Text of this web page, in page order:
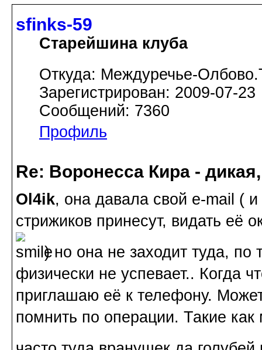
sfinks-59
Старейшина клуба
Откуда: Междуречье-
Зарегистрирован: 2009-07-23
Сообщений: 7360
Профиль
Re: Воронесса Кира -
Ol4ik, она давала свой e-mail (
стрижиков принесут, видать её
) но она не заходит туда, по
физически не успевает.. Когда
приглашаю её к телефону.
помнить по операции. Такие